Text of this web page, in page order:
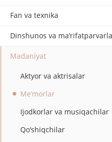
Fan va texnika
Dinshunos va
Madaniyat
Aktyor va aktrisalar
Me’morlar
Ijodkorlar va musiqachilar
Qo‘shiqchilar